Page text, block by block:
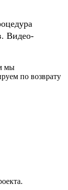
Видео-
мы
по возврату